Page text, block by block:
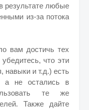
результате любые
из-за потока
вам достичь тех
что эти
навыки и т.д.) есть
а не остались в
те же
Также дайте